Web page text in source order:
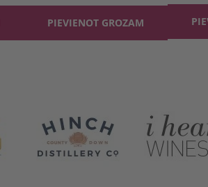
PIEVIENOT GROZAM